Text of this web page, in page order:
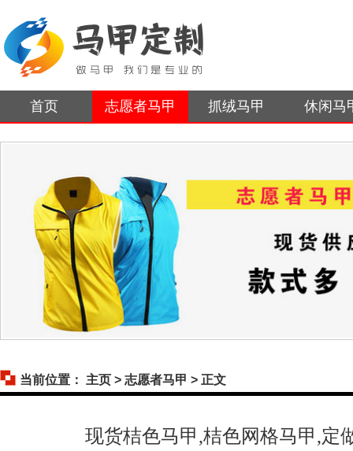
首页 志愿者马甲 抓绒马甲 休闲马
当前位置： 主页 > 志愿者马甲 > 正文
现货桔色马甲,桔色网格马甲,定